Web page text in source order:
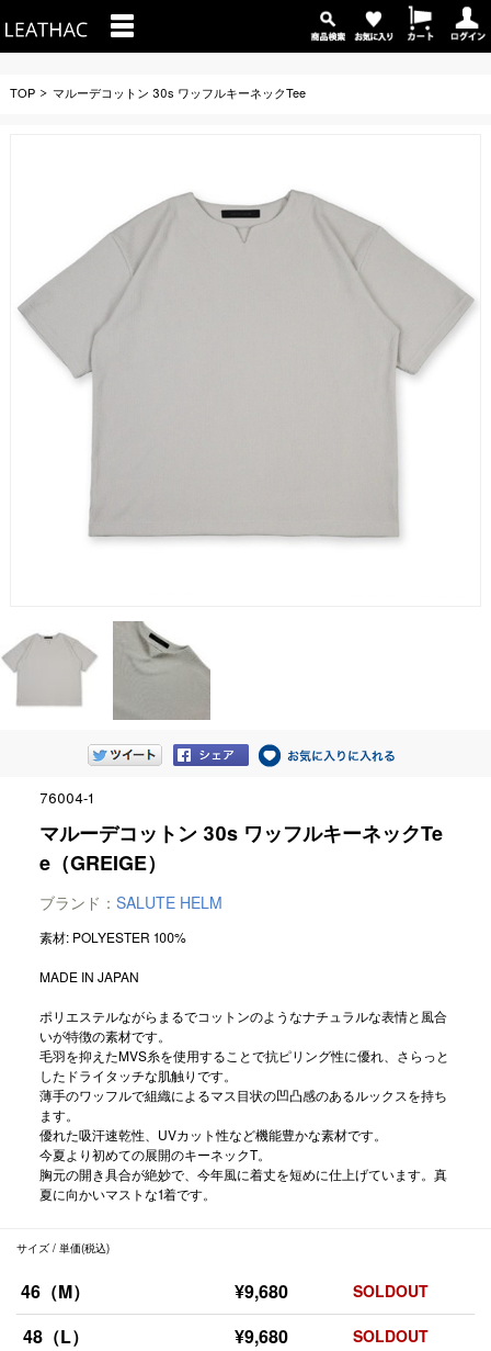
TOP マルーデコットン 30s ワッフルキーネックTee
76004-1
マルーデコットン 30s ワッフルキーネックTe
e（GREIGE）
ブランド： SALUTE HELM
素材: POLYESTER 100%
MADE IN JAPAN
ポリエステルながらまるでコットンのようなナチュラルな表情と風合
いが特徴の素材です。
毛羽を抑えたMVS糸を使用することで抗ピリング性に優れ、さらっと
したドライタッチな肌触りです。
薄手のワッフルで組織によるマス目状の凹凸感のあるルックスを持ち
ます。
優れた吸汗速乾性、UVカット性など機能豊かな素材です。
今夏より初めての展開のキーネックT。
胸元の開き具合が絶妙で、今年風に着丈を短めに仕上げています。真
夏に向かいマストな1着です。
サイズ / 単価(税込)
46（M） ¥9,680 SOLDOUT
48（L） ¥9,680 SOLDOUT